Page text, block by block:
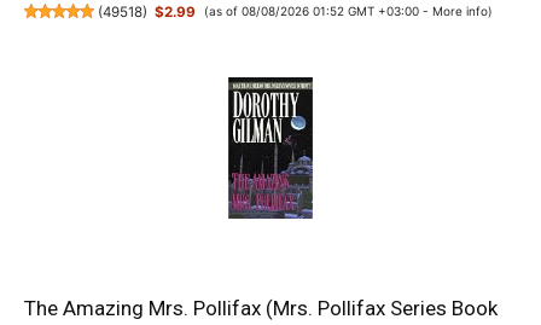
(49518) $2.99 (as of 08/08/2026 01:52 GMT +03:00 - More info)
The Amazing Mrs. Pollifax (Mrs. Pollifax Series Book